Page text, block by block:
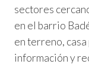
sectores
en el barrio
en terreno,
información y